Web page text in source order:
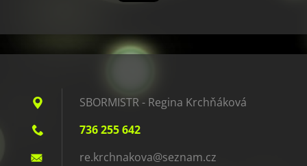
SBORMISTR - Regina Krchňáková
736 255 642
re.krchnakova@seznam.cz